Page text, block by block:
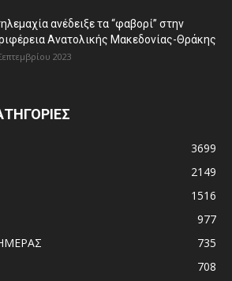
ανέδειξε τα “φαβορί” στην
Ανατολικής Μακεδονίας-Θράκης
2023
3699
2149
1516
977
735
708